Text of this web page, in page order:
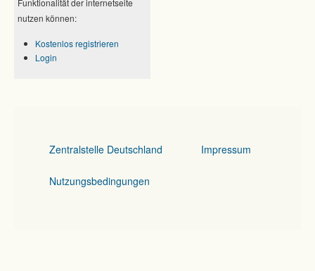
nutzen können:
Kostenlos registrieren
Login
Zentralstelle Deutschland Impressum
Nutzungsbedingungen